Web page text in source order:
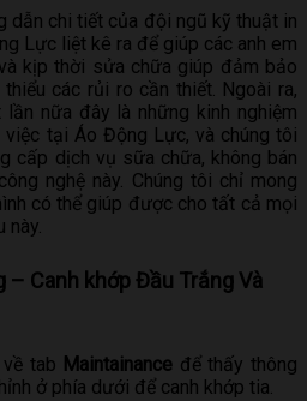
chi tiết của đội ngũ kỹ thuật in
Lực liệt kê ra để giúp các anh em
kịp thời sửa chữa giúp đảm bảo
các rủi ro cần thiết. Ngoài ra,
nữa đây là những kinh nghiệm
tại Áo Động Lực, và chúng tôi
cấp dịch vụ sữa chữa, không bán
nghệ này. Chúng tôi chỉ mong
có thể giúp được cho tất cả mọi
này.
– Canh khớp Đầu Trắng Và
tab Maintainance để thấy thông
ở phía dưới để canh khớp tia.